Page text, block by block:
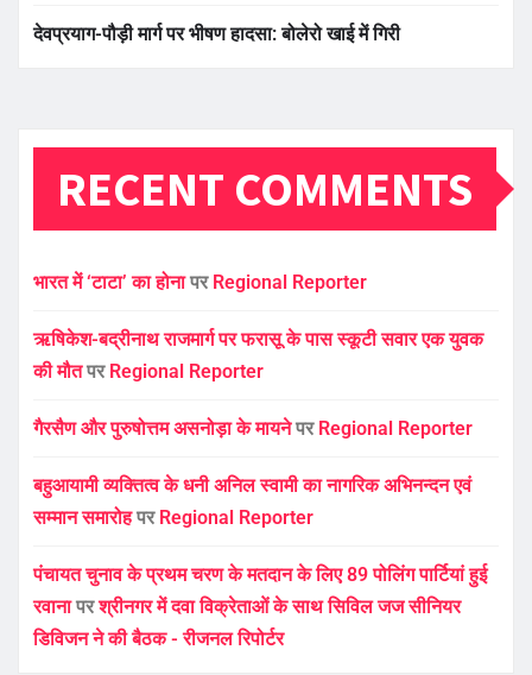
देवप्रयाग-पौड़ी मार्ग पर भीषण हादसा: बोलेरो खाई में गिरी
RECENT COMMENTS
भारत में ‘टाटा’ का होनापर Regional Reporter
ऋषिकेश-बद्रीनाथ राजमार्ग पर फरासू के पास स्कूटी सवार एक युवक
की मौतपर Regional Reporter
गैरसैण और पुरुषोत्तम असनोड़ा के मायनेपर Regional Reporter
बहुआयामी व्यक्तित्व के धनी अनिल स्वामी का नागरिक अभिनन्दन एवं
सम्मान समारोहपर Regional Reporter
पंचायत चुनाव के प्रथम चरण के मतदान के लिए 89 पोलिंग पार्टियां हुई
रवानापरश्रीनगर में दवा विक्रेताओं के साथ सिविल जज सीनियर
डिविजन ने की बैठक - रीजनल रिपोर्टर